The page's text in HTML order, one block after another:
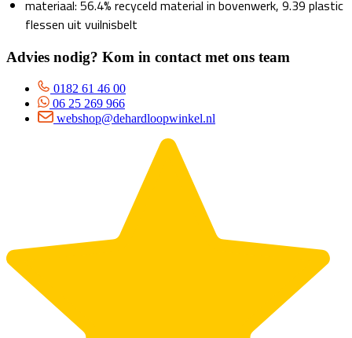
materiaal: 56.4% recyceld material in bovenwerk, 9.39 plastic
flessen uit vuilnisbelt
Advies nodig? Kom in contact met ons team
0182 61 46 00
06 25 269 966
webshop@dehardloopwinkel.nl